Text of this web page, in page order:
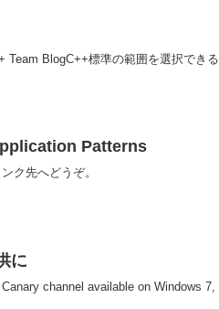
BlogC++標準の範囲を選択できる
Patterns
ク先へどうぞ。
に
channel available on Windows 7,